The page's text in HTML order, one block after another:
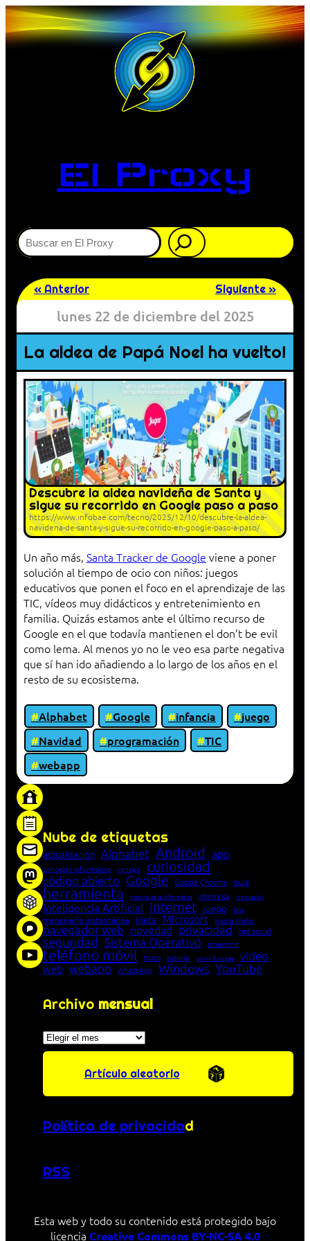
El Proxy
Buscar
« Anterior Siguiente »
lunes 22 de diciembre del 2025
La aldea de Papá Noel ha vuelto!
Descubre la aldea navideña de Santa y
sigue su recorrido en Google paso a paso
https://www.infobae.com/tecno/2025/12/10/descubre-la-aldea-
navidena-de-santa-y-sigue-su-recorrido-en-google-paso-a-paso/
Un año más, Santa Tracker de Google viene a poner
solución al tiempo de ocio con niños: juegos
educativos que ponen el foco en el aprendizaje de las
TIC, vídeos muy didácticos y entretenimiento en
familia. Quizás estamos ante el último recurso de
Google en el que todavía mantienen el don’t be evil
como lema. Al menos yo no le veo esa parte negativa
que sí han ido añadiendo a lo largo de los años en el
resto de su ecosistema.
Alphabet Google infancia
juego
Navidad
programación
TIC
webapp
Nube de etiquetas
actualización Alphabet Android app
concepto informático consejo curiosidad
código abierto Google Google Chrome guía
herramienta historia de la Informática Informática innovación
Inteligencia Artificial Internet juego lista
mensajería instantánea Meta Microsoft Mozilla Firefox
navegador web novedad privacidad red social
seguridad Sistema Operativo streaming
teléfono móvil truco tutorial Unión Europea vídeo
web webapp WhatsApp Windows YouTube
Archivo mensual
Archivos
Artículo aleatorio
Política de privacidad
RSS
Esta web y todo su contenido está protegido bajo
licencia Creative Commons BY-NC-SA 4.0